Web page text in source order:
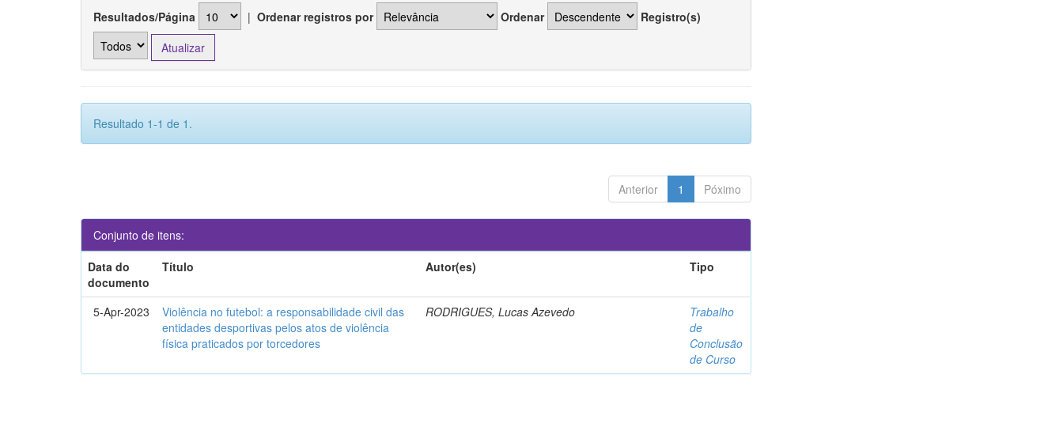
Resultados/Página | Ordenar registros por Ordenar Registro(s)
Resultado 1-1 de 1.
Anterior 1 Póximo
Conjunto de itens:
Data do
documento
Título Autor(es) Tipo
5-Apr-2023
Violência no futebol: a responsabilidade civil das
entidades desportivas pelos atos de violência
física praticados por torcedores
RODRIGUES, Lucas Azevedo
Trabalho
de
Conclusão
de Curso